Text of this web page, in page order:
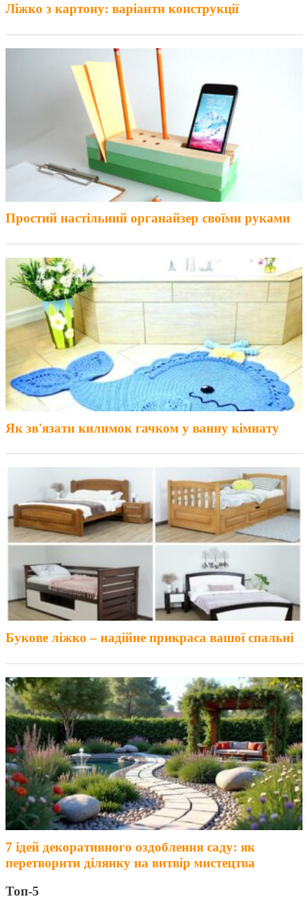
Ліжко з картону: варіанти конструкції
Простий настільний органайзер своїми руками
Як зв'язати килимок гачком у ванну кімнату
Букове ліжко – надійне прикраса вашої спальні
7 ідей декоративного оздоблення саду: як
перетворити ділянку на витвір мистецтва
Топ-5